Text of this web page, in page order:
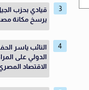
قيادي بحزب
يرسخ مكانة
النائب ياسر
الدولي على
الاقتصاد